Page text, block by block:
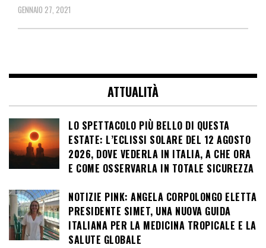
GENNAIO 27, 2021
ATTUALITÀ
LO SPETTACOLO PIÙ BELLO DI QUESTA
ESTATE: L’ECLISSI SOLARE DEL 12 AGOSTO
2026, DOVE VEDERLA IN ITALIA, A CHE ORA
E COME OSSERVARLA IN TOTALE SICUREZZA
NOTIZIE PINK: ANGELA CORPOLONGO ELETTA
PRESIDENTE SIMET, UNA NUOVA GUIDA
ITALIANA PER LA MEDICINA TROPICALE E LA
SALUTE GLOBALE